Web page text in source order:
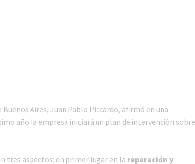
Aires, Juan Pablo Piccardo, afirmó en una
año la empresa iniciará un plan de intervención sobre
tres aspectos: en primer lugar en la reparación y